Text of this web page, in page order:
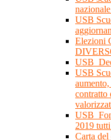
USB
Elezioni
USB
contratto
2019
Carta